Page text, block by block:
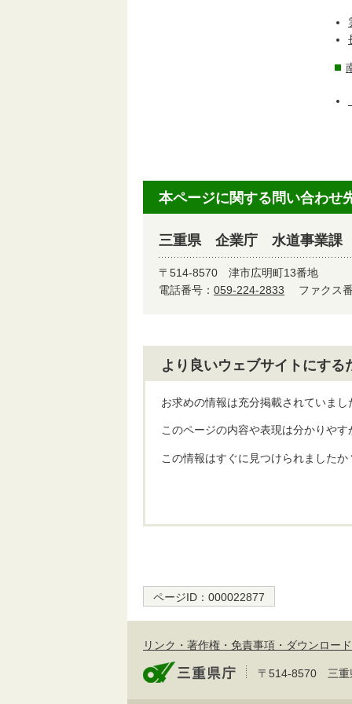
本ページに関する問い合わせ
三重県 企業庁 水道事業課
〒514-8570 津市広明町13番地
電話番号： 059-224-2833 ファクス
より良いウェブサイトにす
お求めの情報は充分掲載されていまし
このページの内容や表現は分かりやす
この情報はすぐに見つけられましたか
ページID： 000022877
リンク・著作権・免責事項・ダウンロード
〒514-8570 三重